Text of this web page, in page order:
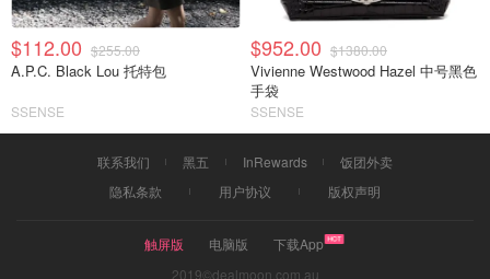
$112.00 $255.00
A.P.C. Black Lou 托特包
SSENSE
$952.00 $1380.00
Vivienne Westwood Hazel 中号黑色
手袋
SSENSE
联系我们 黑五 InRewards
饭团外卖
隐私条款
用户协议 版权声明
触屏版 电脑版
下载App
2019©dealmoon.com.au